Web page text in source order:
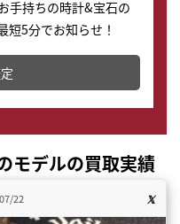
手持ちの時計&宝石の
5分でお知らせ！
ることが出来ます。
モデルの買取実績
22